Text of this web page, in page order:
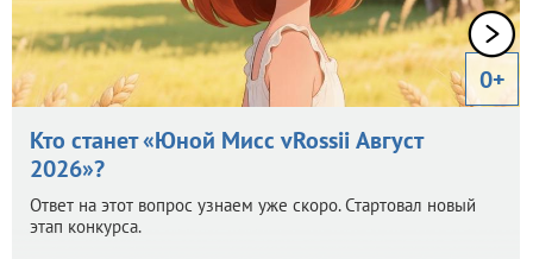
0+
Кто станет «Юной Мисс vRossii Август
2026»?
Ответ на этот вопрос узнаем уже скоро. Стартовал новый
этап конкурса.